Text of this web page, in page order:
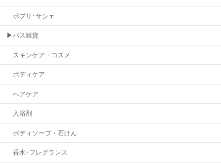
ポプリ･サシェ
▶バス雑貨
スキンケア・コスメ
ボディケア
ヘアケア
入浴剤
ボディソープ・石けん
香水･フレグランス